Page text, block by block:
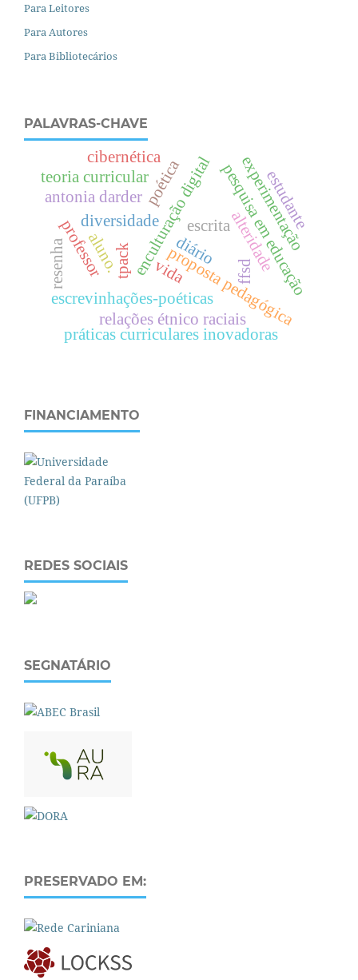
Para Leitores
Para Autores
Para Bibliotecários
PALAVRAS-CHAVE
proposta pedagógica
enculturação digitalpesquisa em educação
escrita
escrevinhações-poéticas
diversidade
tpack alteridade
poética
teoria curricular
relações étnico raciais
práticas curriculares inovadoras
ffsd
vida
experimentação
professor
aluno.
antonia darder
resenha
estudante
diário
cibernética
FINANCIAMENTO
REDES SOCIAIS
SEGNATÁRIO
PRESERVADO EM: